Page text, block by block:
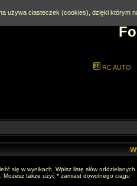
RC AUTO
się w wynikach. Wpisz listę słów oddzielanych
Możesz także użyć * zamiast dowolnego ciągu
używa ciasteczek (cookies), dzięki którym